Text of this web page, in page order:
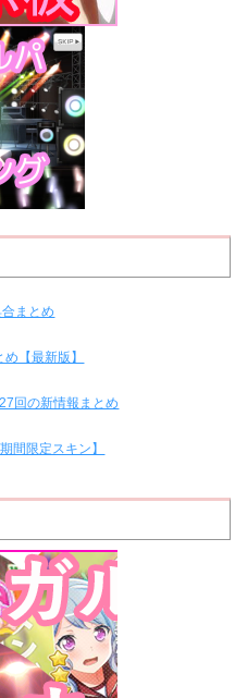
まとめ
【最新版】
回の新情報まとめ
間限定スキン】